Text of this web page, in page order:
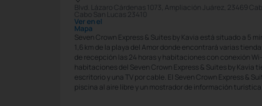
Blvd. Lázaro Cárdenas 1073, Ampliación Juárez, 23469
Cabo San Lucas 23410
Ver en el
Mapa
Seven Crown Express & Suites by Kavia está situado a 5
1,6 km de la playa del Amor donde encontrará varias
de recepción las 24 horas y habitaciones con conexión
habitaciones del Seven Crown Express & Suites by Kavia
escritorio y una TV por cable. El Seven Crown Express &
piscina al aire libre y un mostrador de información turística.